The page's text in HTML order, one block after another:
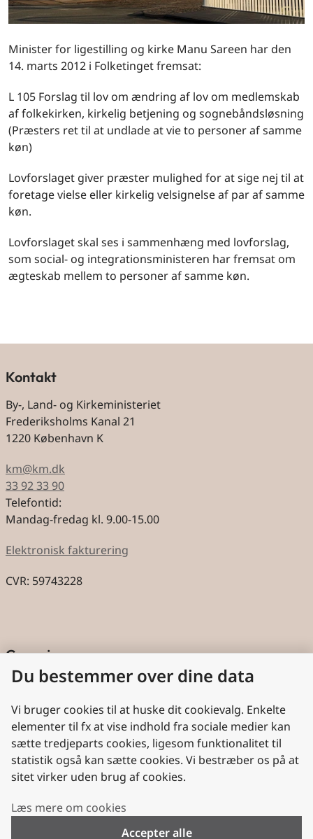
Minister for ligestilling og kirke Manu Sareen har den
14. marts 2012 i Folketinget fremsat:
L 105 Forslag til lov om ændring af lov om medlemskab
af folkekirken, kirkelig betjening og sognebåndsløsning
(Præsters ret til at undlade at vie to personer af samme
køn)
Lovforslaget giver præster mulighed for at sige nej til at
foretage vielse eller kirkelig velsignelse af par af samme
køn.
Lovforslaget skal ses i sammenhæng med lovforslag,
som social- og integrationsministeren har fremsat om
ægteskab mellem to personer af samme køn.
Kontakt
By-, Land- og Kirkeministeriet
Frederiksholms Kanal 21
1220 København K
km@km.dk
33 92 33 90
Telefontid:
Mandag-fredag kl. 9.00-15.00
Elektronisk fakturering
CVR: 59743228
Genveje
Cookies
Aktindsigt
Persondatabeskyttelse
Nyttige links
Plan- og Landdistriktsstyrelsen
Du bestemmer over dine data
Vi bruger cookies til at huske dit cookievalg. Enkelte
elementer til fx at vise indhold fra sociale medier kan
sætte tredjeparts cookies, ligesom funktionalitet til
statistik også kan sætte cookies. Vi bestræber os på at
sitet virker uden brug af cookies.
Læs mere om cookies
Accepter alle